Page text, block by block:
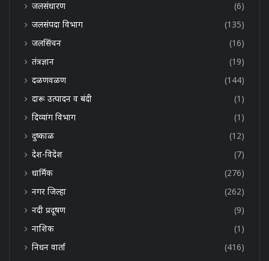
जलसंधारण
(6)
जलसंपदा विभाग
(135)
जलसिंचन
(16)
तंत्रज्ञान
(19)
दळणवळण
(144)
दारू उत्पादन व बंदी
(1)
दिव्यांग विभाग
(1)
दुष्काळ
(12)
देश-विदेश
(7)
धार्मिक
(276)
नगर जिल्हा
(262)
नदी प्रदूषण
(9)
नाशिक
(1)
निधन वार्ता
(416)